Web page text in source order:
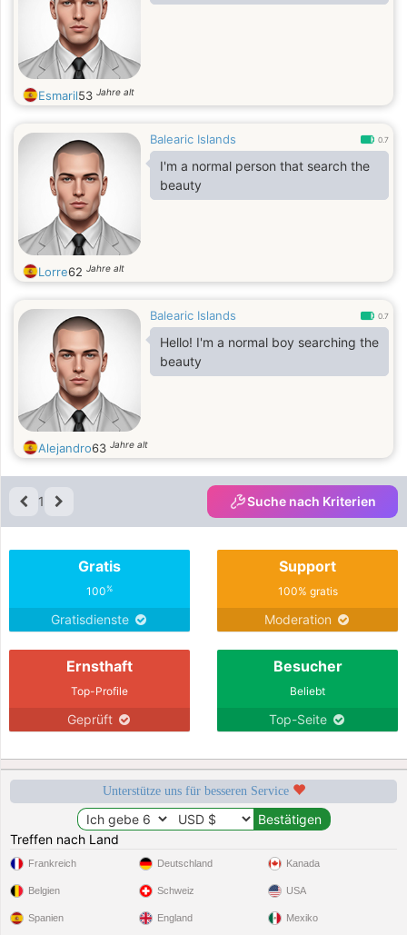
Esmaril53 Jahre alt
Balearic Islands 0.7
I'm a normal person that search the
beauty
Lorre62 Jahre alt
Balearic Islands 0.7
Hello! I'm a normal boy searching the
beauty
Alejandro63 Jahre alt
1 Suche nach Kriterien
Gratis
100%
Gratisdienste
Support
100% gratis
Moderation
Ernsthaft
Top-Profile
Geprüft
Besucher
Beliebt
Top-Seite
Unterstütze uns für besseren Service
Treffen nach Land
Frankreich
Belgien
Spanien
Deutschland
Schweiz
England
Kanada
USA
Mexiko